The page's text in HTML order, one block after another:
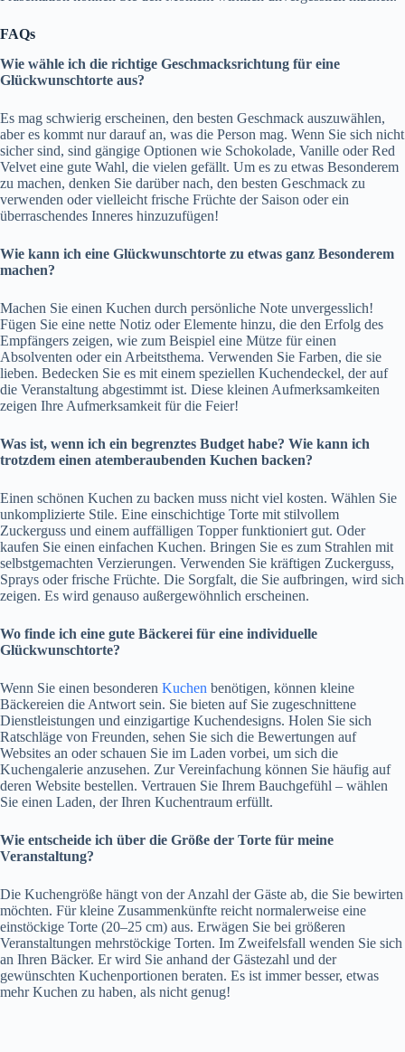
FAQs
Wie wähle ich die richtige Geschmacksrichtung für eine
Glückwunschtorte aus?
Es mag schwierig erscheinen, den besten Geschmack auszuwählen,
aber es kommt nur darauf an, was die Person mag. Wenn Sie sich nicht
sicher sind, sind gängige Optionen wie Schokolade, Vanille oder Red
Velvet eine gute Wahl, die vielen gefällt. Um es zu etwas Besonderem
zu machen, denken Sie darüber nach, den besten Geschmack zu
verwenden oder vielleicht frische Früchte der Saison oder ein
überraschendes Inneres hinzuzufügen!
Wie kann ich eine Glückwunschtorte zu etwas ganz Besonderem
machen?
Machen Sie einen Kuchen durch persönliche Note unvergesslich!
Fügen Sie eine nette Notiz oder Elemente hinzu, die den Erfolg des
Empfängers zeigen, wie zum Beispiel eine Mütze für einen
Absolventen oder ein Arbeitsthema. Verwenden Sie Farben, die sie
lieben. Bedecken Sie es mit einem speziellen Kuchendeckel, der auf
die Veranstaltung abgestimmt ist. Diese kleinen Aufmerksamkeiten
zeigen Ihre Aufmerksamkeit für die Feier!
Was ist, wenn ich ein begrenztes Budget habe? Wie kann ich
trotzdem einen atemberaubenden Kuchen backen?
Einen schönen Kuchen zu backen muss nicht viel kosten. Wählen Sie
unkomplizierte Stile. Eine einschichtige Torte mit stilvollem
Zuckerguss und einem auffälligen Topper funktioniert gut. Oder
kaufen Sie einen einfachen Kuchen. Bringen Sie es zum Strahlen mit
selbstgemachten Verzierungen. Verwenden Sie kräftigen Zuckerguss,
Sprays oder frische Früchte. Die Sorgfalt, die Sie aufbringen, wird sich
zeigen. Es wird genauso außergewöhnlich erscheinen.
Wo finde ich eine gute Bäckerei für eine individuelle
Glückwunschtorte?
Wenn Sie einen besonderen Kuchen benötigen, können kleine
Bäckereien die Antwort sein. Sie bieten auf Sie zugeschnittene
Dienstleistungen und einzigartige Kuchendesigns. Holen Sie sich
Ratschläge von Freunden, sehen Sie sich die Bewertungen auf
Websites an oder schauen Sie im Laden vorbei, um sich die
Kuchengalerie anzusehen. Zur Vereinfachung können Sie häufig auf
deren Website bestellen. Vertrauen Sie Ihrem Bauchgefühl – wählen
Sie einen Laden, der Ihren Kuchentraum erfüllt.
Wie entscheide ich über die Größe der Torte für meine
Veranstaltung?
Die Kuchengröße hängt von der Anzahl der Gäste ab, die Sie bewirten
möchten. Für kleine Zusammenkünfte reicht normalerweise eine
einstöckige Torte (20–25 cm) aus. Erwägen Sie bei größeren
Veranstaltungen mehrstöckige Torten. Im Zweifelsfall wenden Sie sich
an Ihren Bäcker. Er wird Sie anhand der Gästezahl und der
gewünschten Kuchenportionen beraten. Es ist immer besser, etwas
mehr Kuchen zu haben, als nicht genug!